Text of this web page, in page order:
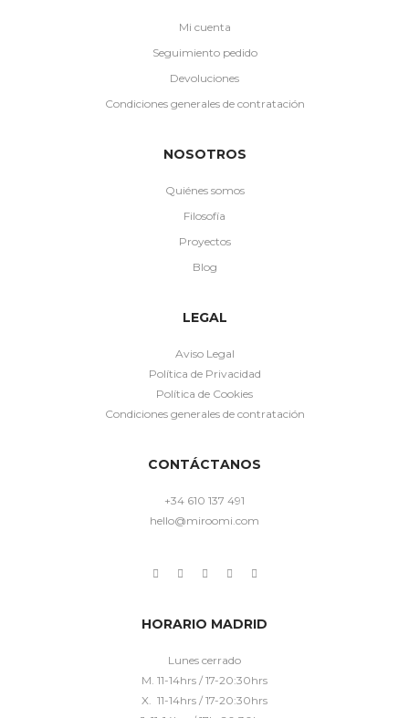
Mi cuenta
Seguimiento pedido
Devoluciones
Condiciones generales de contratación
NOSOTROS
Quiénes somos
Filosofía
Proyectos
Blog
LEGAL
Aviso Legal
Política de Privacidad
Política de Cookies
Condiciones generales de contratación
CONTÁCTANOS
+34 610 137 491
hello@miroomi.com
HORARIO MADRID
Lunes cerrado
M. 11-14hrs / 17-20:30hrs
X. 11-14hrs / 17-20:30hrs